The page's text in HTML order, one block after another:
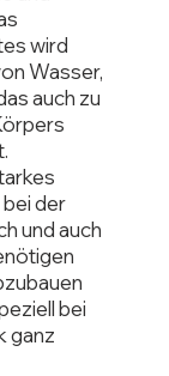
wird
Wasser,
auch zu
der
und auch
bei
ganz